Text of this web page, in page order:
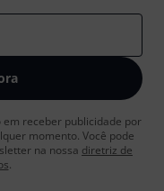
receber publicidade por
momento. Você pode
na nossa diretriz de
.